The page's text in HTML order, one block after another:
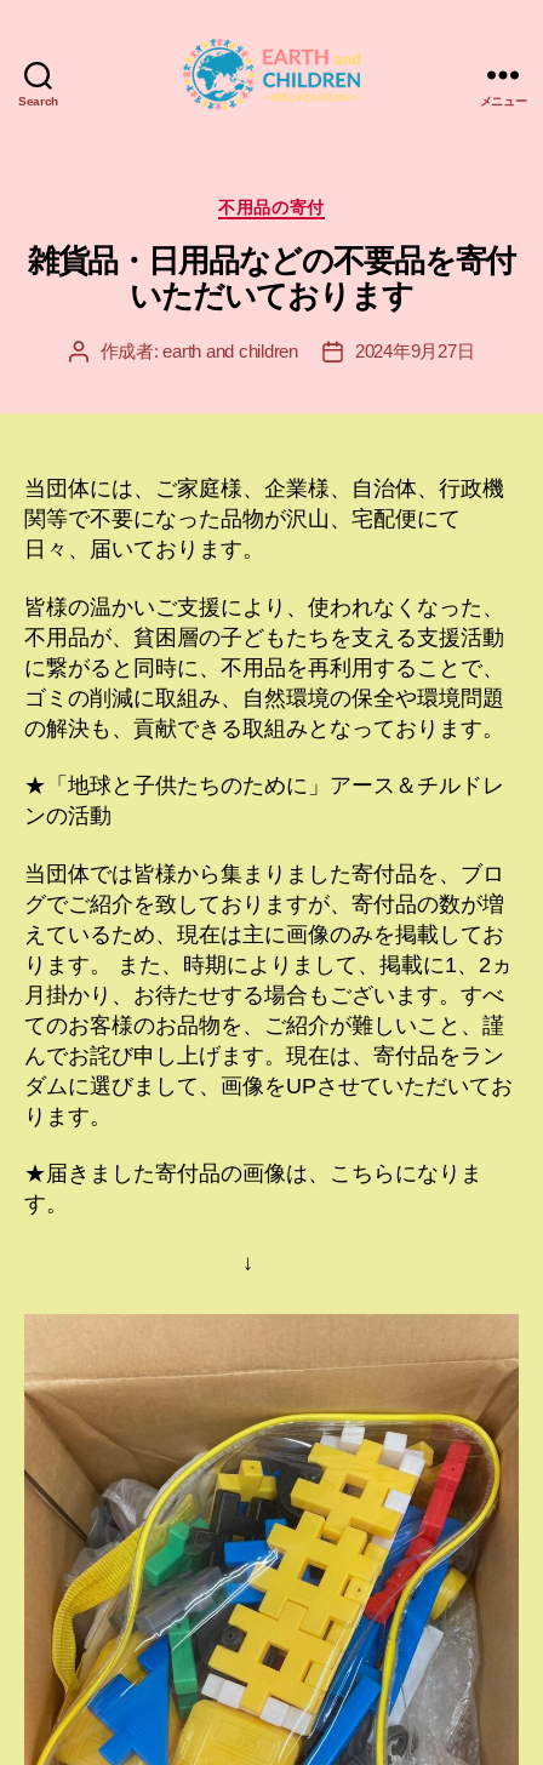
Search
＆
ル
ド
レ
EARTH
CHILDREN
メニュー
カ
ゴ
リ
ー
不用品の寄付
雑貨品・日用品などの不要品を寄付
いただいております
投 作成者:earth and children
投
2024年9月27日
当団体には、ご家庭様、企業様、自治体、行政機
関等で不要になった品物が沢山、宅配便にて
日々、届いております。
皆様の温かいご支援により、使われなくなった、
不用品が、貧困層の子どもたちを支える支援活動
に繋がると同時に、不用品を再利用することで、
ゴミの削減に取組み、自然環境の保全や環境問題
の解決も、貢献できる取組みとなっております。
★「地球と子供たちのために」アース＆チルドレ
ンの活動
当団体では皆様から集まりました寄付品を、ブロ
グでご紹介を致しておりますが、寄付品の数が増
えているため、現在は主に画像のみを掲載してお
ります。 また、時期によりまして、掲載に1、2ヵ
月掛かり、お待たせする場合もございます。すべ
てのお客様のお品物を、ご紹介が難しいこと、謹
んでお詫び申し上げます。現在は、寄付品をラン
ダムに選びまして、画像をUPさせていただいてお
ります。
★届きました寄付品の画像は、こちらになりま
す。
↓